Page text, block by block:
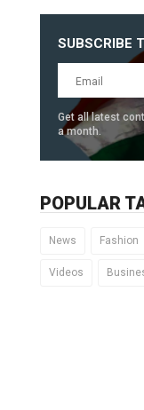
SUBSCRIBE
Get all latest
a month.
POPULAR
News Fashion
Videos